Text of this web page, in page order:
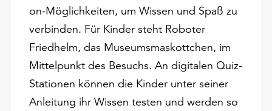
on-Möglichkeiten, um Wissen und Spaß zu
verbinden. Für Kinder steht Roboter
Friedhelm, das Museumsmaskottchen, im
Mittelpunkt des Besuchs. An digitalen Quiz-
Stationen können die Kinder unter seiner
Anleitung ihr Wissen testen und werden so